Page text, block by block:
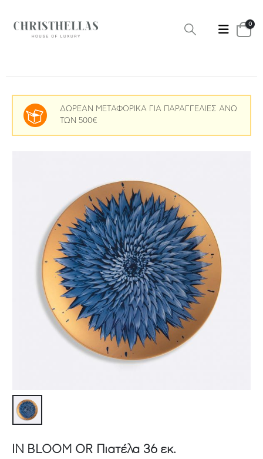
0
ΔΩΡΕΑΝ ΜΕΤΑΦΟΡΙΚΑ ΓΙΑ ΠΑΡΑΓΓΕΛΙΕΣ ΑΝΩ
ΤΩΝ 500€
IN BLOOM OR Πιατέλα 36 εκ.